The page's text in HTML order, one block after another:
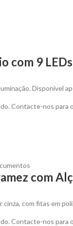
com 9
Disponível
Contacte-nos
com
cinza, com fitas em
Contacte-nos